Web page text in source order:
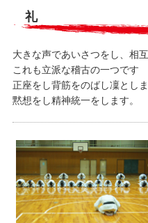
礼
大きな声であいさつをし、相
これも立派な稽古の一つです
正座をし背筋をのばし凜としま
黙想をし精神統一をします。